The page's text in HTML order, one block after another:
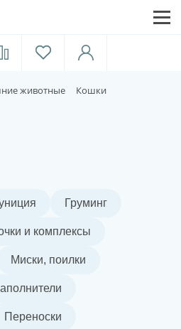
животные Кошки
Груминг
и комплексы
Миски, поилки
Переноски